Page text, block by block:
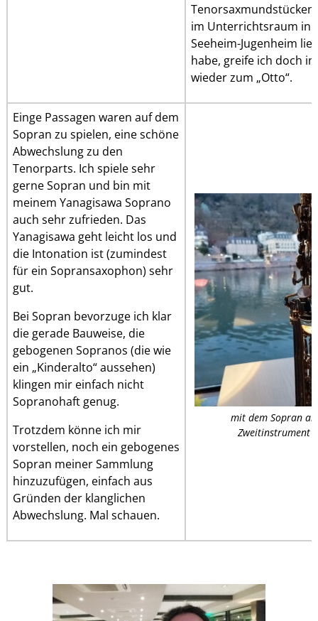
im Unterrichtsraum in
Seeheim-Jugenheim
habe, greife ich doch
wieder zum „Otto“.
Einge Passagen waren auf dem
Sopran zu spielen, eine schöne
Abwechslung zu den
Tenorparts. Ich spiele sehr
gerne Sopran und bin mit
meinem Yanagisawa Soprano
auch sehr zufrieden. Das
Yanagisawa geht leicht los und
die Intonation ist (zumindest
für ein Sopransaxophon) sehr
gut.
Bei Sopran bevorzuge ich klar
die gerade Bauweise, die
gebogenen Sopranos (die wie
ein „Kinderalto“ aussehen)
klingen mir einfach nicht
Sopranohaft genug.
Trotzdem könne ich mir
vorstellen, noch ein gebogenes
Sopran meiner Sammlung
hinzuzufügen, einfach aus
Gründen der klanglichen
Abwechslung. Mal schauen.
mit dem Sopran als
Zweitinstrument